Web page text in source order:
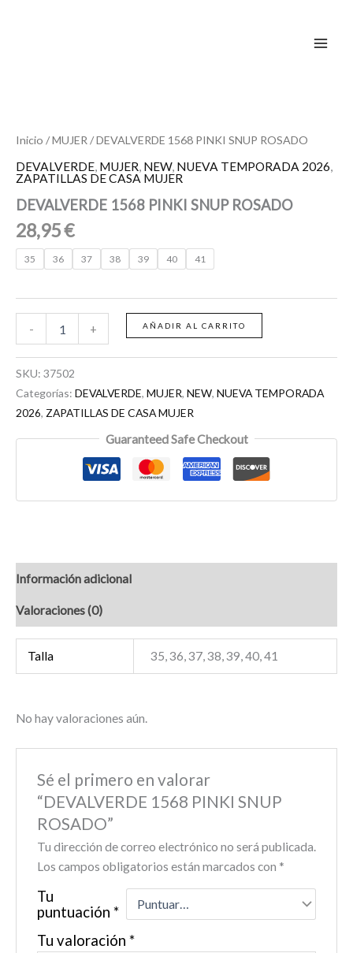
Inicio /MUJER / DEVALVERDE 1568 PINKI SNUP ROSADO
DEVALVERDE, MUJER, NEW, NUEVA TEMPORADA 2026,
ZAPATILLAS DE CASA MUJER
DEVALVERDE 1568 PINKI SNUP ROSADO
28,95€
35 36 37 38 39 40 41
-
SNUP
cantidad
+ AÑADIR AL CARRITO
SKU: 37502
Categorías: DEVALVERDE, MUJER, NEW, NUEVA TEMPORADA
2026, ZAPATILLAS DE CASA MUJER
Guaranteed Safe Checkout
Información adicional
Valoraciones (0)
Talla 35, 36, 37, 38, 39, 40, 41
No hay valoraciones aún.
Sé el primero en valorar
“DEVALVERDE 1568 PINKI SNUP
ROSADO”
Tu dirección de correo electrónico no será publicada.
Los campos obligatorios están marcados con *
Tu
puntuación *
Tu valoración *